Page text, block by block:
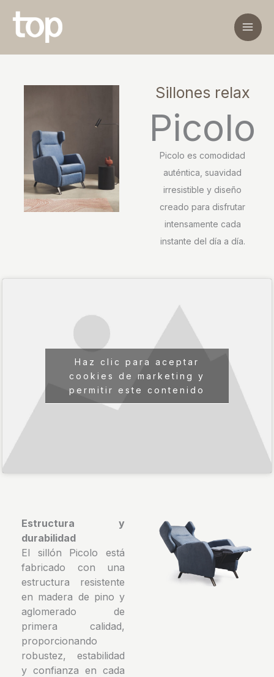
contenido
Sillones relax
Picolo
Picolo es comodidad
auténtica, suavidad
irresistible y diseño
creado para disfrutar
intensamente cada
instante del día a día.
Haz clic para aceptar
cookies de marketing y
permitir este contenido
Estructura y
durabilidad
El sillón Picolo está
fabricado con una
estructura resistente
en madera de pino y
aglomerado de
primera calidad,
proporcionando
robustez, estabilidad
y confianza en cada